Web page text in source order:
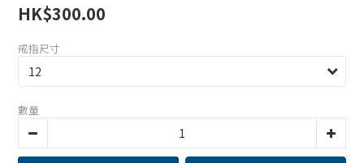
HK$300.00
戒指尺寸
數量